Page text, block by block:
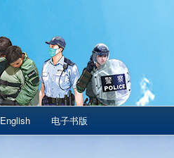
English 电子书版